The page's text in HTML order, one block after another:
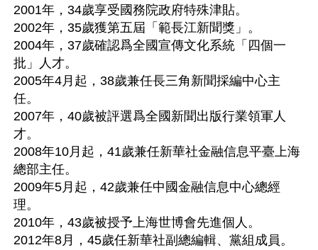
2001年，34歲享受國務院政府特殊津貼。
2002年，35歲獲第五屆「範長江新聞獎」。
2004年，37歲確認爲全國宣傳文化系統「四個一
批」人才。
2005年4月起，38歲兼任長三角新聞採編中心主
任。
2007年，40歲被評選爲全國新聞出版行業領軍人
才。
2008年10月起，41歲兼任新華社金融信息平臺上海
總部主任。
2009年5月起，42歲兼任中國金融信息中心總經
理。
2010年，43歲被授予上海世博會先進個人。
2012年8月，45歲任新華社副總編輯、黨組成員。